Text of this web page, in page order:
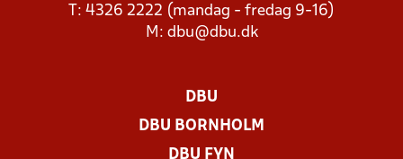
T: 4326 2222 (mandag - fredag 9-16)
M: dbu@dbu.dk
DBU
DBU BORNHOLM
DBU FYN